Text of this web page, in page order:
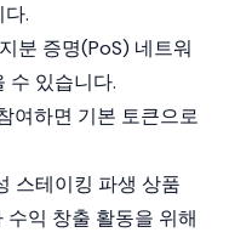
.
지분 증명(PoS) 네트워
수 있습니다.
여하면 기본 토큰으로
스테이킹 파생 상품
익 창출 활동을 위해